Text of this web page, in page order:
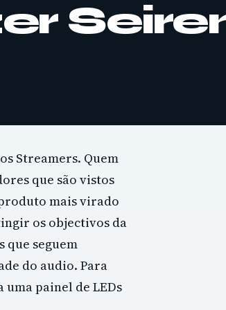
Streamers. Quem
que são vistos
mais virado
os objectivos da
que seguem
do audio. Para
painel de LEDs